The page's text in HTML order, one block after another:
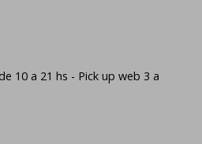
10 a 21 hs - Pick up web 3 a